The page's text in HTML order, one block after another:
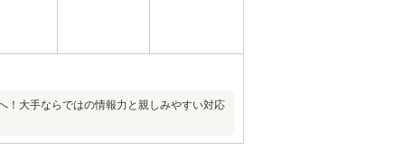
大手ならではの情報力と親しみやすい対応